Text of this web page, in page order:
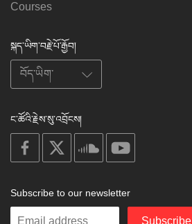
Courses
སྐད་ཡིག་བརྗེ་པོ་རྒྱོབ།
ང་ཚོའི་རྗེས་སུ་འབྲོངས།
on
facebook
soundcloud
Subscribe to our newsletter
Enter
Subscribe